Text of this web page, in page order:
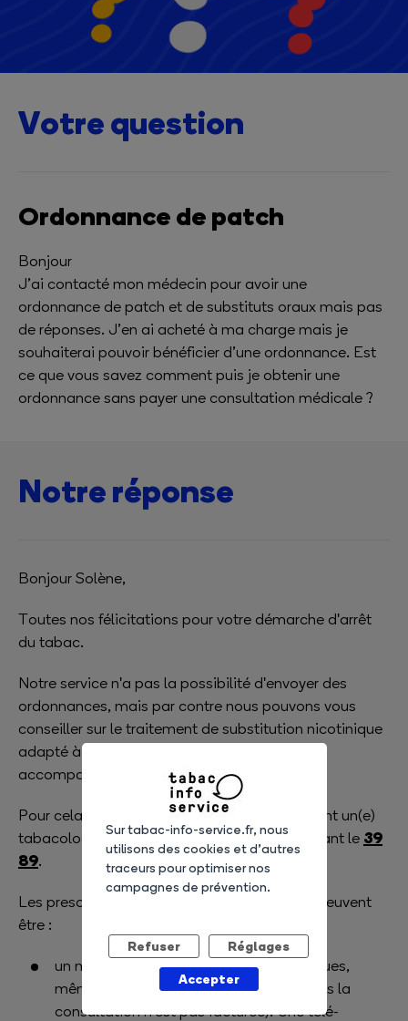
Votre question
Ordonnance de patch
Bonjour
J’ai contacté mon médecin pour avoir une
ordonnance de patch et de substituts oraux mais pas
de réponses. J’en ai acheté à ma charge mais je
souhaiterai pouvoir bénéficier d’une ordonnance. Est
ce que vous savez comment puis je obtenir une
ordonnance sans payer une consultation médicale ?
Notre réponse
Bonjour Solène,
Toutes nos félicitations pour votre démarche d'arrêt
du tabac.
Notre service n'a pas la possibilité d'envoyer des
ordonnances, mais par contre nous pouvons vous
conseiller sur le traitement de substitution nicotinique
adapté à vos besoins et vous proposer un
accompagnement dans l'arrêt du tabac.
Pour cela, vous pouvez contacter gratuitement un(e)
tabacologue de Tabac Info Service en appelant le 39
89.
Les prescripteurs de substituts nicotiniques peuvent
être :
un médecin, toutes spécialités confondues,
même le médecin du travail (dans ce cas la
consultation n'est pas facturée). Une télé-
Sur tabac-info-service.fr, nous
utilisons des cookies et d’autres
traceurs pour optimiser nos
campagnes de prévention.
Refuser
Réglages
Accepter